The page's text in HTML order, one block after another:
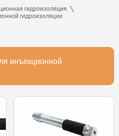
гидроизоляция
гидроизоляции
инъекционной